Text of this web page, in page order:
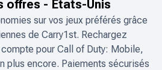
et livraison instantanés
offres pour vos meilleurs jeux
amicale 24h/24 et 7j/7
offres - États-Unis
sur vos jeux préférés grâce
de Carry1st. Rechargez
pour Call of Duty: Mobile,
plus encore. Paiements sécurisés